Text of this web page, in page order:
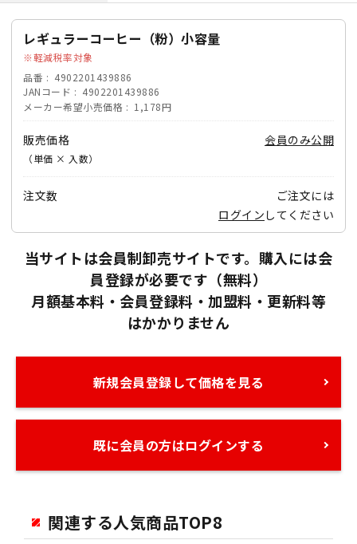
レギュラーコーヒー（粉）小容量
軽減税率対象
品番
4902201439886
JANコード
4902201439886
メーカー希望小売価格
1,178円
販売価格
（単価 × 入数）
会員のみ公開
注文数
ご注文には
ログイン してください
当サイトは会員制卸売サイトです。購入には会
員登録が必要です（無料）
月額基本料・会員登録料・加盟料・更新料等
はかかりません
新規会員登録して価格を見る
既に会員の方はログインする
関連する人気商品TOP8